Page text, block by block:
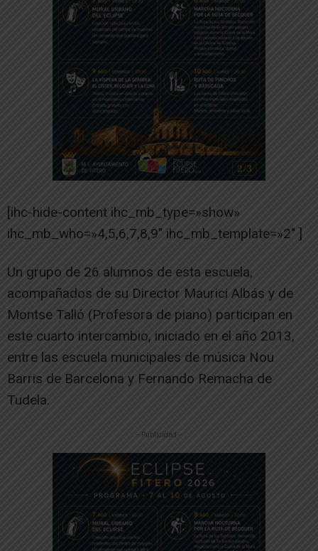
[ihc-hide-content ihc_mb_type=»show»
ihc_mb_who=»4,5,6,7,8,9″ ihc_mb_template=»2″ ]
Un grupo de 26 alumnos de esta escuela,
acompañados de su Director Maurici Albás y de
Montse Talló (Profesora de piano) participan en
este cuarto intercambio, iniciado en el año 2013,
entre las escuela municipales de música Nou
Barris de Barcelona y Fernando Remacha de
Tudela.
-- Publicidad --